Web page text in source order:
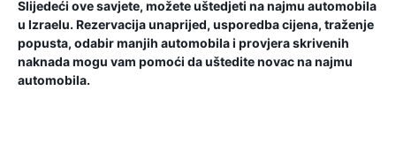
Slijedeći ove savjete, možete uštedjeti na najmu automobila
u Izraelu. Rezervacija unaprijed, usporedba cijena, traženje
popusta, odabir manjih automobila i provjera skrivenih
naknada mogu vam pomoći da uštedite novac na najmu
automobila.